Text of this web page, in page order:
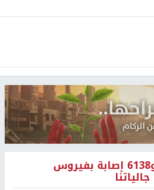
الخارجية: 260 وفاة و6138 إصابة بفيروس